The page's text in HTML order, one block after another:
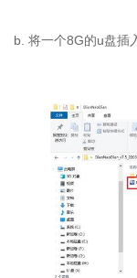
b. 将一个8G的u盘插